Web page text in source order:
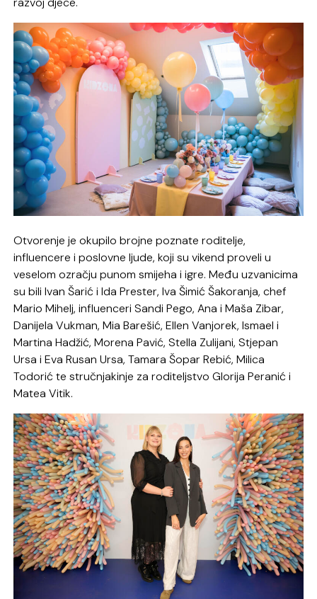
Otvorenje je okupilo brojne poznate roditelje,
influencere i poslovne ljude, koji su vikend proveli u
veselom ozračju punom smijeha i igre. Među uzvanicima
su bili Ivan Šarić i Ida Prester, Iva Šimić Šakoranja, chef
Mario Mihelj, influenceri Sandi Pego, Ana i Maša Zibar,
Danijela Vukman, Mia Barešić, Ellen Vanjorek, Ismael i
Martina Hadžić, Morena Pavić, Stella Zulijani, Stjepan
Ursa i Eva Rusan Ursa, Tamara Šopar Rebić, Milica
Todorić te stručnjakinje za roditeljstvo Glorija Peranić i
Matea Vitik.